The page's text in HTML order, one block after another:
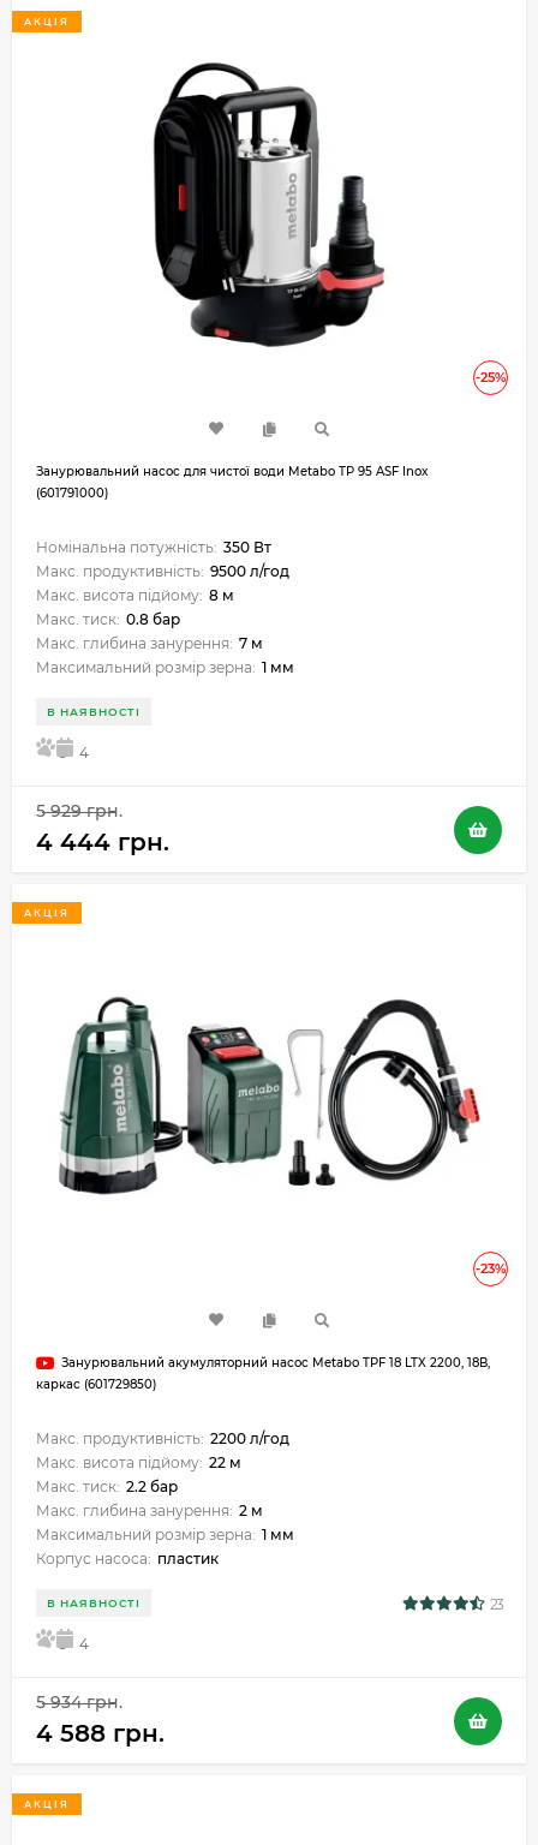
-25%
АКЦІЯ
Занурювальний насос для чистої води Metabo TP 95 ASF Inox
(601791000)
Номінальна потужність: 350 Вт
Макс. продуктивність: 9500 л/год
Макс. висота підйому: 8 м
Макс. тиск: 0.8 бар
Макс. глибина занурення: 7 м
Максимальний розмір зерна: 1 мм
В НАЯВНОСТІ
5 4
5 929 грн.
4 444 грн.
-23%
АКЦІЯ
Занурювальний акумуляторний насос Metabo TPF 18 LTX 2200, 18В,
каркас (601729850)
Макс. продуктивність: 2200 л/год
Макс. висота підйому: 22 м
Макс. тиск: 2.2 бар
Макс. глибина занурення: 2 м
Максимальний розмір зерна: 1 мм
Корпус насоса: пластик
В НАЯВНОСТІ 23
5 4
5 934 грн.
4 588 грн.
АКЦІЯ